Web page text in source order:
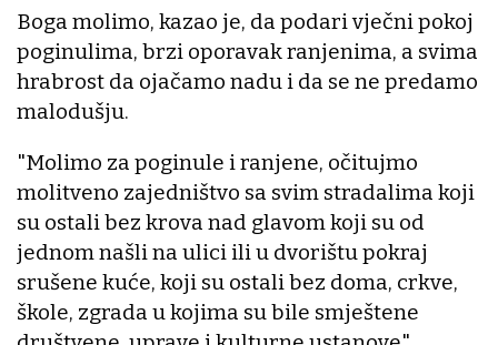
Boga molimo, kazao je, da podari vječni pokoj
poginulima, brzi oporavak ranjenima, a svima
hrabrost da ojačamo nadu i da se ne predamo
malodušju.
"Molimo za poginule i ranjene, očitujmo
molitveno zajedništvo sa svim stradalima koji
su ostali bez krova nad glavom koji su od
jednom našli na ulici ili u dvorištu pokraj
srušene kuće, koji su ostali bez doma, crkve,
škole, zgrada u kojima su bile smještene